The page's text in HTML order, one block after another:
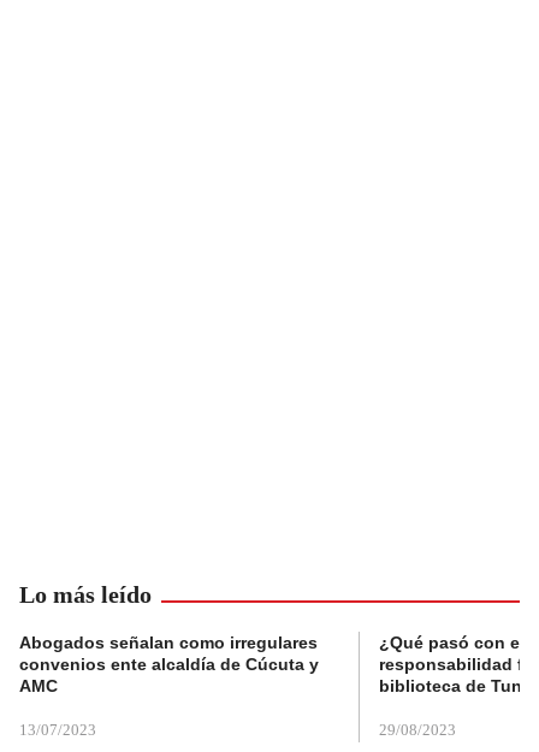
Lo más leído
Abogados señalan como irregulares
convenios ente alcaldía de Cúcuta y
AMC
13/07/2023
¿Qué pasó con el
responsabilidad
biblioteca de
29/08/2023